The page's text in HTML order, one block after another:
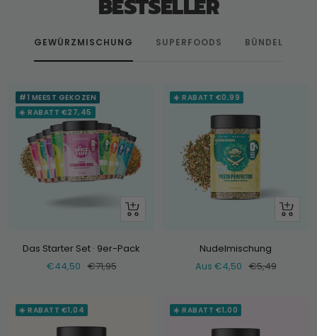
BESTSELLER
GEWÜRZMISCHUNG SUPERFOODS BÜNDEL
#1 MEEST GEKOZEN
☀️ RABATT €27,45
+
Das Starter Set · 9er-Pack
Verkaufspreis
€44,50 Normaler
€71,95
☀️ RABATT €0,99
Schau
Nudelmischung
Verkaufspreis
Aus €4,50 Normaler
€5,49
☀️ RABATT €1,04 ☀️ RABATT €1,00